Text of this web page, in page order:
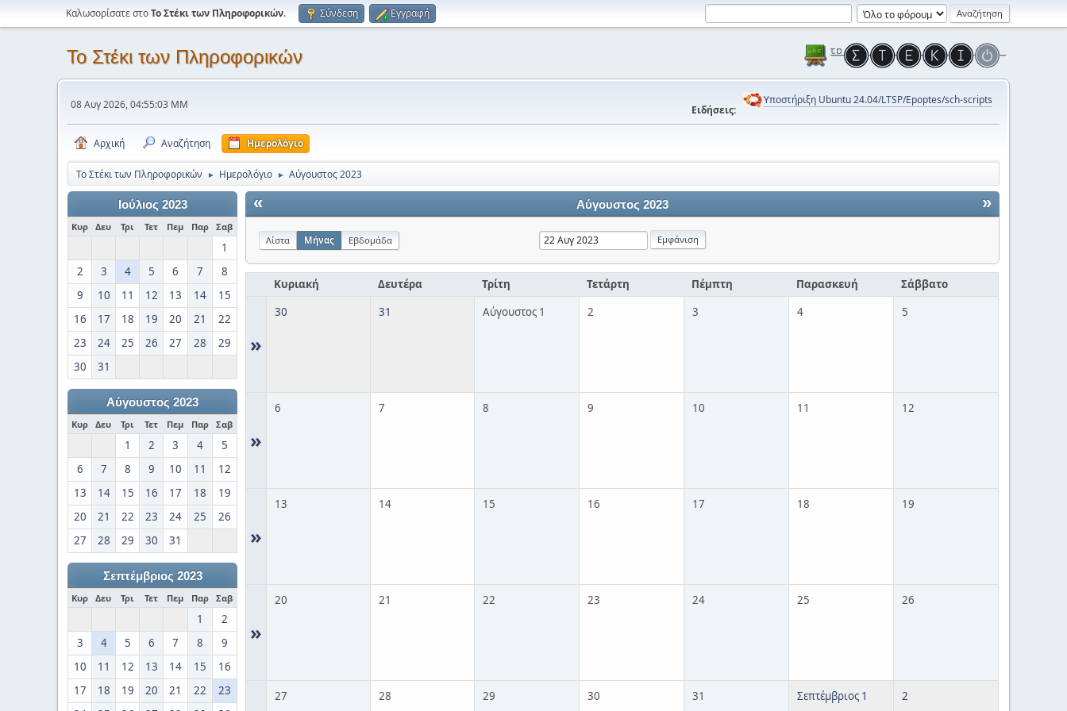
Καλωσορίσατε στοΤο Στέκι των Πληροφορικών. Σύνδεση Εγγραφή
Το Στέκι των Πληροφορικών
08 Αυγ 2026, 04:55:03 ΜΜ Ειδήσεις:
Υποστήριξη Ubuntu 24.04/LTSP/Epoptes/sch-scripts
Αρχική Αναζήτηση Ημερολόγιο
Το Στέκι των Πληροφορικών ► Ημερολόγιο ► Αύγουστος 2023
Ιούλιος 2023
Κυρ Δευ Τρι Τετ Πεμ Παρ Σαβ
1
2
3 4 5 6 7
8
9
10 11 12 13 14
15
16
17 18 19 20 21
22
23
24 25 26 27 28
29
30
31
Αύγουστος 2023
Κυρ Δευ Τρι Τετ Πεμ Παρ Σαβ
1 2 3 4
5
6
7 8 9 10 11
12
13
14 15 16 17 18
19
20
21 22 23 24 25
26
27
28 29 30 31
Σεπτέμβριος 2023
Κυρ Δευ Τρι Τετ Πεμ Παρ Σαβ
1
2
3
4 5 6 7 8
9
10
11 12 13 14 15
16
17
18 19 20 21 22
23
« »
Αύγουστος 2023
Λίστα Μήνας Εβδομάδα
Κυριακή Δευτέρα Τρίτη Τετάρτη Πέμπτη Παρασκευή Σάββατο
»
30 31 Αύγουστος 1 2 3 4 5
»
6 7 8 9 10 11 12
»
13 14 15 16 17 18 19
»
20 21 22 23 24 25 26
27 28 29 30 31 Σεπτέμβριος 1 2